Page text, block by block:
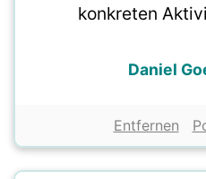
konkreten
Daniel
Entfernen